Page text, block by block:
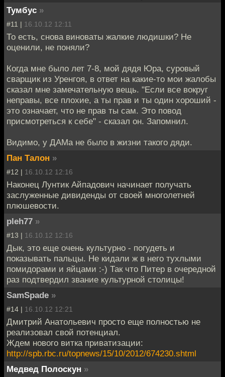
Тумбус »
#11 | 16.10.12 12:11
То есть, снова виноваты жалкие людишки? Не
оценили, не поняли?
Когда мне было лет 7-8, мой дядя Юра, суровый
сварщик из Уренгоя, в ответ на какие-то мои жалобы
сказал мне замечательную вещь. "Если все вокруг
неправы, все плохие, а ты прав и ты один хороший -
это означает, что не прав ты сам. Это повод
присмотреться к себе" - сказал он. Запомнил.
Видимо, у ДАМа не было в жизни такого дяди.
Пан Талон »
#12 | 16.10.12 12:16
Наконец Лунтик Айпадович начинает получать
заслуженные дивиденды от своей многолетней
плюшевости.
pleh77 »
#13 | 16.10.12 12:16
Дык, это еще очень культурно - погудеть и
показывать пальцы. Не кидали ж в него тухлыми
помидорами и яйцами :-) Так что Питер в очередной
раз подтвердил звание культурной столицы!
SamSpade »
#14 | 16.10.12 12:21
Дмитрий Анатольевич просто еще полностью не
реализовал свой потенциал.
Ждем нового витка приватизации:
http://spb.rbc.ru/topnews/15/10/2012/674230.shtml
Медвед Полоскун »